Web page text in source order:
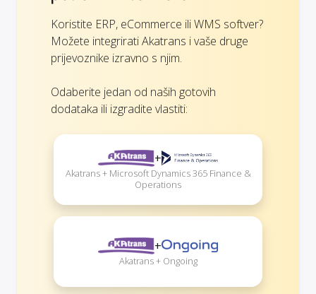
Koristite ERP, eCommerce ili WMS softver?
Možete integrirati Akatrans i vaše druge
prijevoznike izravno s njim.
Odaberite jedan od naših gotovih
dodataka ili izgradite vlastiti:
+
Akatrans + Microsoft Dynamics 365 Finance &
Operations
+
Akatrans + Ongoing